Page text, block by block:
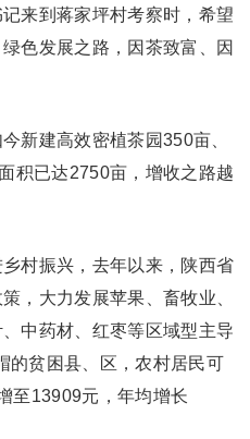
来到蒋家坪村考察时，希望
色发展之路，因茶致富、因
新建高效密植茶园350亩、
积已达2750亩，增收之路越
村振兴，去年以来，陕西省
，大力发展苹果、畜牧业、
中药材、红枣等区域型主导
的贫困县、区，农村居民可
至13909元，年均增长